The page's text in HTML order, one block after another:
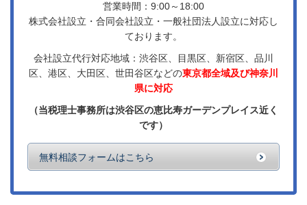
営業時間：9:00～18:00
株式会社設立・合同会社設立・一般社団法人設立に対応し
ております。
会社設立代行対応地域：渋谷区、目黒区、新宿区、品川
区、港区、大田区、世田谷区などの東京都全域及び神奈川
県に対応
（当税理士事務所は渋谷区の恵比寿ガーデンプレイス近く
です）
無料相談フォームはこちら